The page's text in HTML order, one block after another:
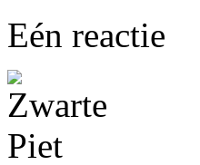
Eén reactie